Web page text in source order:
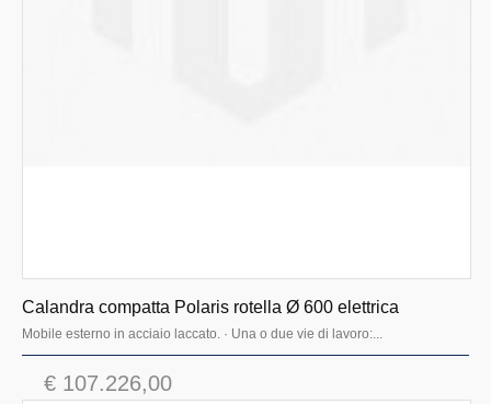
Calandra compatta Polaris rotella Ø 600 elettrica
Mobile esterno in acciaio laccato. · Una o due vie di lavoro:...
€ 107.226,00